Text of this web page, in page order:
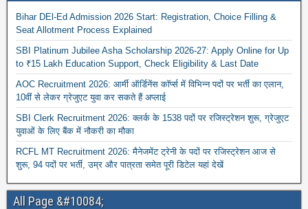
Bihar DEl-Ed Admission 2026 Start: Registration, Choice Filling &
Seat Allotment Process Explained
SBI Platinum Jubilee Asha Scholarship 2026-27: Apply Online for Up
to ₹15 Lakh Education Support, Check Eligibility & Last Date
AOC Recruitment 2026: आर्मी ऑर्डिनेंस कॉर्प्स में विभिन्न पदों पर भर्ती का एलान,
10वीं से लेकर ग्रेजुएट युवा कर सकते हैं अप्लाई
SBI Clerk Recruitment 2026: क्लर्क के 1538 पदों पर रजिस्ट्रेशन शुरू, ग्रेजुएट
युवाओं के लिए बैंक में नौकरी का मौका
RCFL MT Recruitment 2026: मैनेजमेंट ट्रेनी के पदों पर रजिस्ट्रेशन आज से
शुरू, 94 पदों पर भर्ती, उम्र और पात्रता समेत पूरी डिटेल यहां देखें
All Page &#10084;